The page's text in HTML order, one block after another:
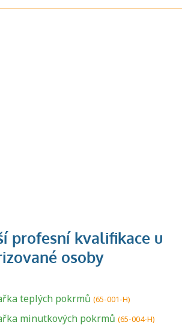
teplých pokrmů (65-001-H)
minutkových pokrmů (65-004-H)